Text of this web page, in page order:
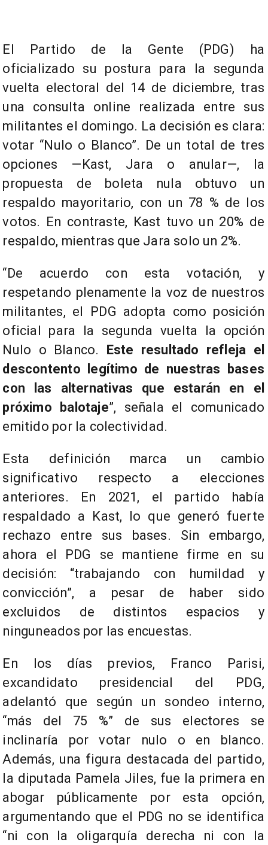
El Partido de la Gente (PDG) ha
oficializado su postura para la segunda
vuelta electoral del 14 de diciembre, tras
una consulta online realizada entre sus
militantes el domingo. La decisión es clara:
votar “Nulo o Blanco”. De un total de tres
opciones —Kast, Jara o anular—, la
propuesta de boleta nula obtuvo un
respaldo mayoritario, con un 78 % de los
votos. En contraste, Kast tuvo un 20% de
respaldo, mientras que Jara solo un 2%.
“De acuerdo con esta votación, y
respetando plenamente la voz de nuestros
militantes, el PDG adopta como posición
oficial para la segunda vuelta la opción
Nulo o Blanco. Este resultado refleja el
descontento legítimo de nuestras bases
con las alternativas que estarán en el
próximo balotaje”, señala el comunicado
emitido por la colectividad.
Esta definición marca un cambio
significativo respecto a elecciones
anteriores. En 2021, el partido había
respaldado a Kast, lo que generó fuerte
rechazo entre sus bases. Sin embargo,
ahora el PDG se mantiene firme en su
decisión: “trabajando con humildad y
convicción”, a pesar de haber sido
excluidos de distintos espacios y
ninguneados por las encuestas.
En los días previos, Franco Parisi,
excandidato presidencial del PDG,
adelantó que según un sondeo interno,
“más del 75 %” de sus electores se
inclinaría por votar nulo o en blanco.
Además, una figura destacada del partido,
la diputada Pamela Jiles, fue la primera en
abogar públicamente por esta opción,
argumentando que el PDG no se identifica
“ni con la oligarquía derecha ni con la